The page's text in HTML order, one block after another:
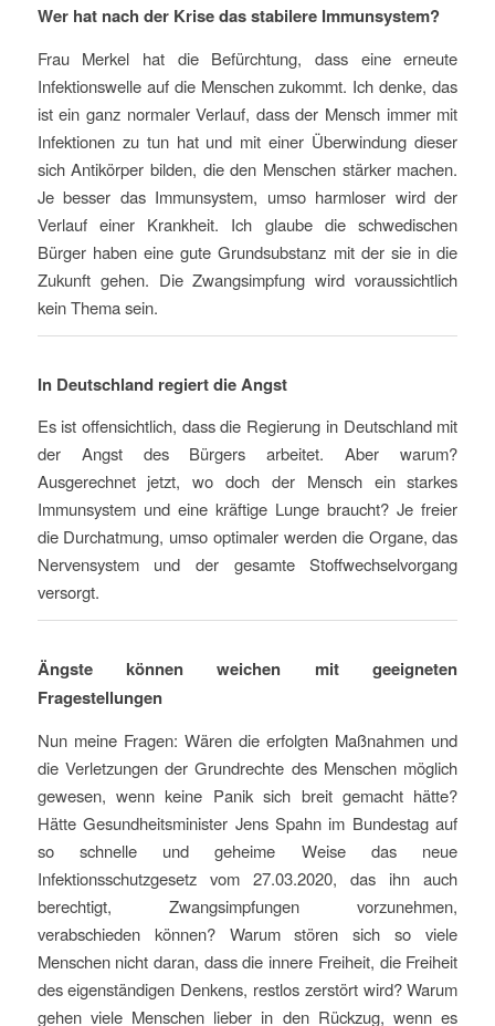
Wer hat nach der Krise das stabilere Immunsystem?
Frau Merkel hat die Befürchtung, dass eine erneute
Infektionswelle auf die Menschen zukommt. Ich denke, das
ist ein ganz normaler Verlauf, dass der Mensch immer mit
Infektionen zu tun hat und mit einer Überwindung dieser
sich Antikörper bilden, die den Menschen stärker machen.
Je besser das Immunsystem, umso harmloser wird der
Verlauf einer Krankheit. Ich glaube die schwedischen
Bürger haben eine gute Grundsubstanz mit der sie in die
Zukunft gehen. Die Zwangsimpfung wird voraussichtlich
kein Thema sein.
In Deutschland regiert die Angst
Es ist offensichtlich, dass die Regierung in Deutschland mit
der Angst des Bürgers arbeitet. Aber warum?
Ausgerechnet jetzt, wo doch der Mensch ein starkes
Immunsystem und eine kräftige Lunge braucht? Je freier
die Durchatmung, umso optimaler werden die Organe, das
Nervensystem und der gesamte Stoffwechselvorgang
versorgt.
Ängste können weichen mit geeigneten
Fragestellungen
Nun meine Fragen: Wären die erfolgten Maßnahmen und
die Verletzungen der Grundrechte des Menschen möglich
gewesen, wenn keine Panik sich breit gemacht hätte?
Hätte Gesundheitsminister Jens Spahn im Bundestag auf
so schnelle und geheime Weise das neue
Infektionsschutzgesetz vom 27.03.2020, das ihn auch
berechtigt, Zwangsimpfungen vorzunehmen,
verabschieden können? Warum stören sich so viele
Menschen nicht daran, dass die innere Freiheit, die Freiheit
des eigenständigen Denkens, restlos zerstört wird? Warum
gehen viele Menschen lieber in den Rückzug, wenn es